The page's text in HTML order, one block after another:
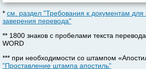
* см. раздел "Требования к документам для
заверения перевода"
** 1800 знаков с пробелами текста
WORD
*** при необходимости со штампом
"Проставление штампа апостиль"